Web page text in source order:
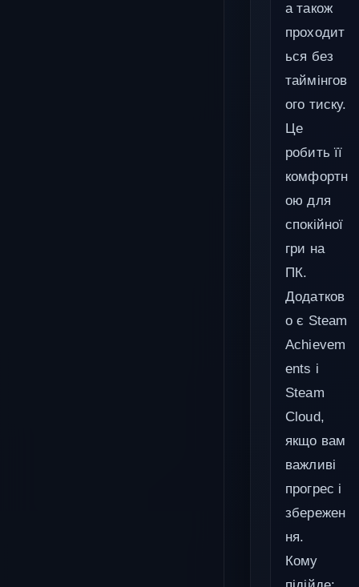
а також
проходит
ься без
таймінгов
ого тиску.
Це
робить її
комфортн
ою для
спокійної
гри на
ПК.
Додатков
о є Steam
Achievem
ents і
Steam
Cloud,
якщо вам
важливі
прогрес і
збережен
ня.
Кому